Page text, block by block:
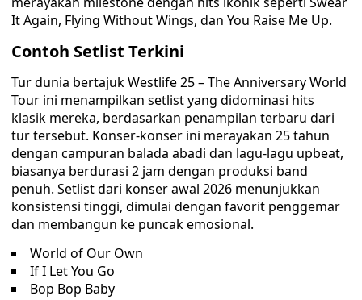
It Again, Flying Without Wings, dan You Raise Me Up.
Contoh Setlist Terkini
Tur dunia bertajuk Westlife 25 – The Anniversary World
Tour ini menampilkan setlist yang didominasi hits
klasik mereka, berdasarkan penampilan terbaru dari
tur tersebut. Konser-konser ini merayakan 25 tahun
dengan campuran balada abadi dan lagu-lagu upbeat,
biasanya berdurasi 2 jam dengan produksi band
penuh. Setlist dari konser awal 2026 menunjukkan
konsistensi tinggi, dimulai dengan favorit penggemar
dan membangun ke puncak emosional.
World of Our Own
If I Let You Go
Bop Bop Baby